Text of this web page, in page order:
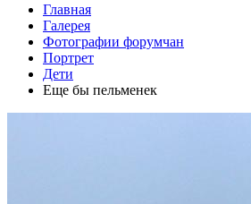
Главная
Галерея
Фотографии форумчан
Портрет
Дети
Еще бы пельменек